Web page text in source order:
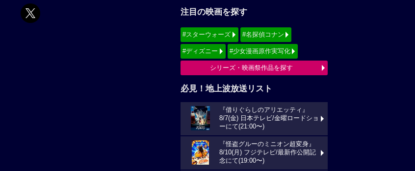
注目の映画を探す
#スターウォーズ #名探偵コナン
#ディズニー #少女漫画原作実写化
シリーズ・映画祭作品を探す
必見！地上波放送リスト
『借りぐらしのアリエッティ』
8/7(金) 日本テレビ/金曜ロードショ
ーにて(21:00〜)
『怪盗グルーのミニオン超変身』
8/10(月) フジテレビ/最新作公開記
念にて(19:00〜)